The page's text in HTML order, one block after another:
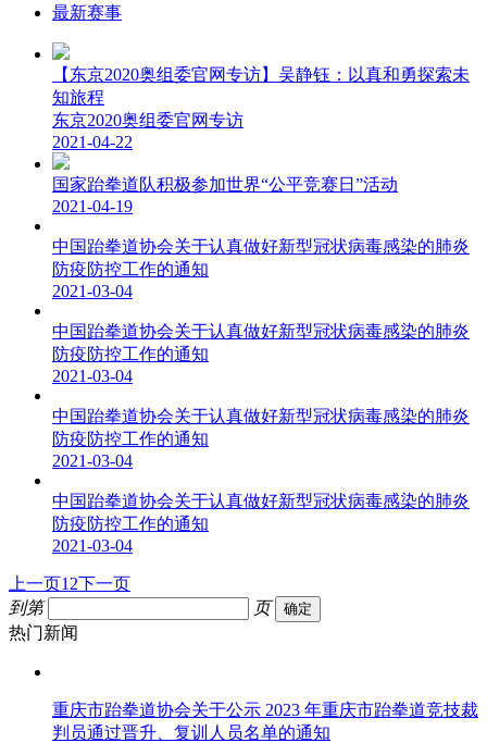
最新赛事
【东京2020奥组委官网专访】吴静钰：以真和勇探索未
知旅程
东京2020奥组委官网专访
2021-04-22
国家跆拳道队积极参加世界“公平竞赛日”活动
2021-04-19
中国跆拳道协会关于认真做好新型冠状病毒感染的肺炎
防疫防控工作的通知
2021-03-04
中国跆拳道协会关于认真做好新型冠状病毒感染的肺炎
防疫防控工作的通知
2021-03-04
中国跆拳道协会关于认真做好新型冠状病毒感染的肺炎
防疫防控工作的通知
2021-03-04
中国跆拳道协会关于认真做好新型冠状病毒感染的肺炎
防疫防控工作的通知
2021-03-04
上一页1 2下一页
到第
页 确定
热门新闻
重庆市跆拳道协会关于公示 2023 年重庆市跆拳道竞技裁
判员通过晋升、复训人员名单的通知